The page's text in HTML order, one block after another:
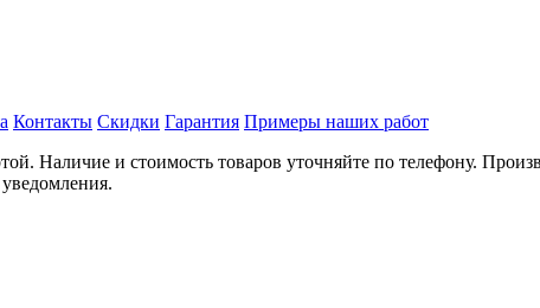
Контакты Скидки Гарантия Примеры наших работ
Наличие и стоимость товаров уточняйте по телефону.